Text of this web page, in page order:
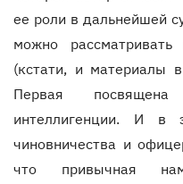
ее роли в дальнейшей
можно
(кстати, и материалы
Первая
интеллигенции. И в
чиновничества и
что привычная